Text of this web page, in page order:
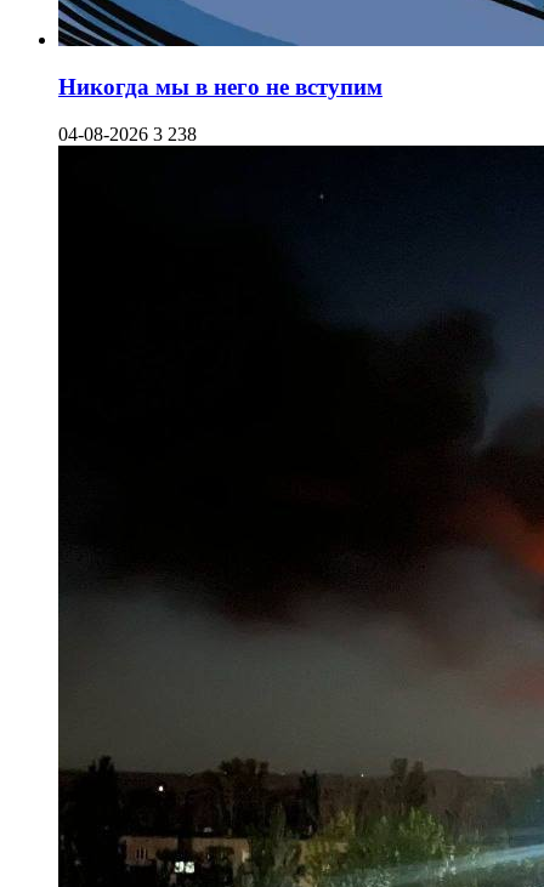
Никогда мы в него не вступим
04-08-2026 3 238